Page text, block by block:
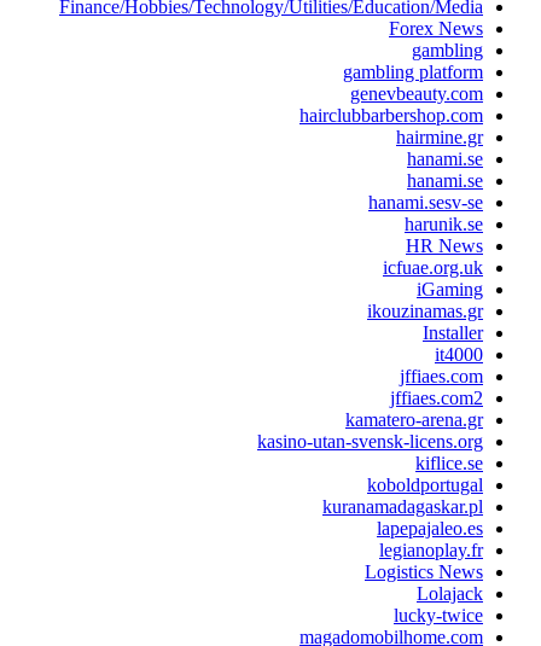
Finance/Hobbies/Technology/Utilities/Education/Media
Forex News
gambling
gambling platform
genevbeauty.com
hairclubbarbershop.com
hairmine.gr
hanami.se
hanami.se
hanami.sesv-se
harunik.se
HR News
icfuae.org.uk
iGaming
ikouzinamas.gr
Installer
it4000
jffiaes.com
jffiaes.com2
kamatero-arena.gr
kasino-utan-svensk-licens.org
kiflice.se
koboldportugal
kuranamadagaskar.pl
lapepajaleo.es
legianoplay.fr
Logistics News
Lolajack
lucky-twice
magadomobilhome.com